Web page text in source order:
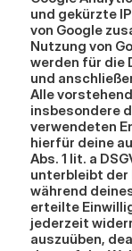
und gekürzte
von Google
Nutzung von
werden für die
und
Alle
insbesondere
verwendeten
hierfür deine
Abs. 1 lit. a
unterbleibt der
während
erteilte
jederzeit
auszuüben,